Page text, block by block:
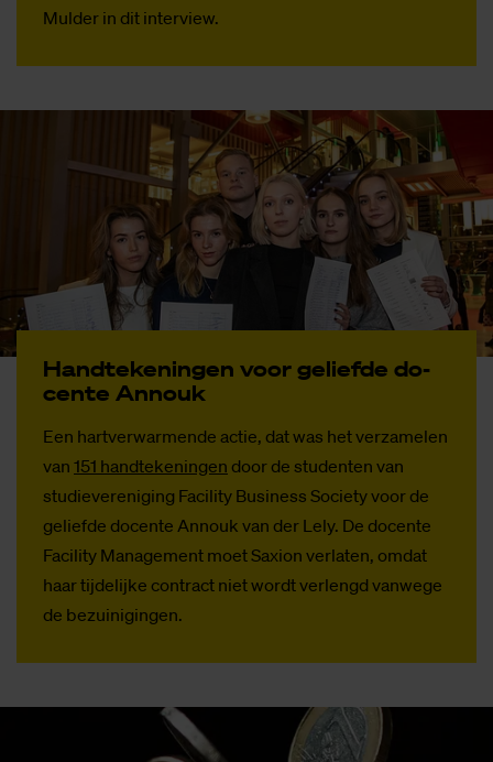
Mulder in dit interview.
Hand­te­ke­nin­gen voor ge­lief­de do­
cen­te An­nouk
Een hartverwarmende actie, dat was het verzamelen
van 151 handtekeningen door de studenten van
studievereniging Facility Business Society voor de
geliefde docente Annouk van der Lely. De docente
Facility Management moet Saxion verlaten, omdat
haar tijdelijke contract niet wordt verlengd vanwege
de bezuinigingen.